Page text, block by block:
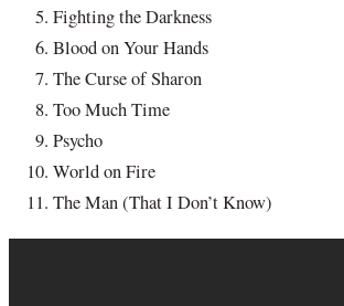
Fighting the Darkness
Blood on Your Hands
The Curse of Sharon
Too Much Time
Psycho
World on Fire
The Man (That I Don’t Know)